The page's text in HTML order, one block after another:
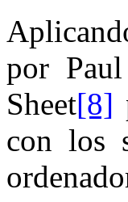
por
Sheet[8]
con los